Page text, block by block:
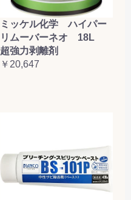
ミッケル化学 ハイパー
リムーバーネオ 18L
超強力剥離剤
￥20,647